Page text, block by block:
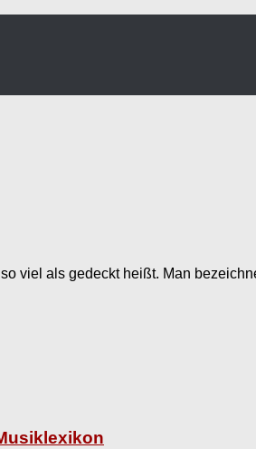
viel als gedeckt heißt. Man